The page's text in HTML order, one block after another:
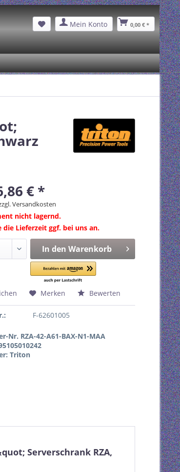
Mein Konto 0,00 € *
€ *
Versandkosten
nicht lagernd.
die Lieferzeit ggf. bei uns an.
In den Warenkorb
Merken Bewerten
F-62601005
Nr. RZA-42-A61-BAX-N1-MAA
Triton
Serverschrank RZA,